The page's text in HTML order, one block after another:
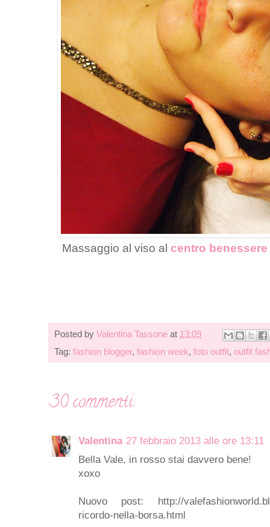
Massaggio al viso alcentro
Posted by Valentina Tassone at 13:09
Tag: fashion blogger, fashion week, foto outfit, outfit
30 commenti:
Valentina 27 febbraio 2013 alle ore 13:11
Bella Vale, in rosso stai davvero bene!
xoxo
Nuovo post: http://
ricordo-nella-borsa.html